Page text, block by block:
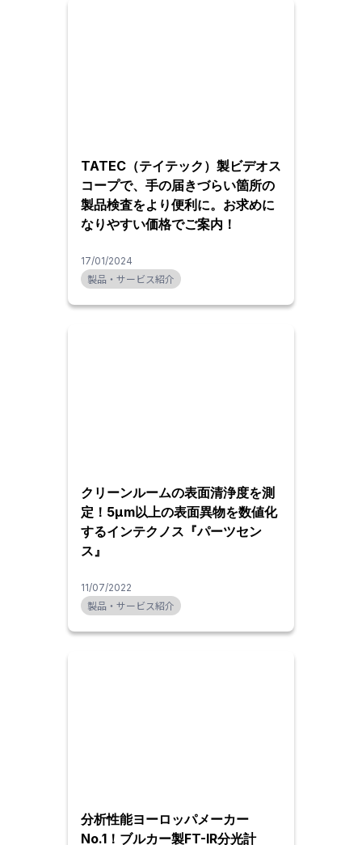
TATEC（テイテック）製ビデオス
コープで、手の届きづらい箇所の
製品検査をより便利に。お求めに
なりやすい価格でご案内！
17/01/2024
製品・サービス紹介
クリーンルームの表面清浄度を測
定！5μm以上の表面異物を数値化
するインテクノス『パーツセン
ス』
11/07/2022
製品・サービス紹介
分析性能ヨーロッパメーカー
No.1！ブルカー製FT-IR分光計